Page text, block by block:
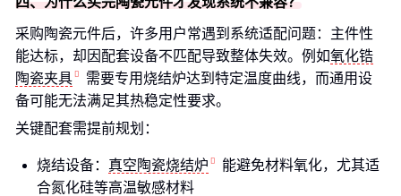
采购陶瓷元件后，许多用户常遇到系统适配问题：主件性
能达标，却因配套设备不匹配导致整体失效。例如氧化锆
陶瓷夹具
需要专用烧结炉达到特定温度曲线，而通用设
备可能无法满足其热稳定性要求。
关键配套需提前规划：
烧结设备： 真空陶瓷烧结炉
能避免材料氧化，尤其适
合氮化硅等高温敏感材料